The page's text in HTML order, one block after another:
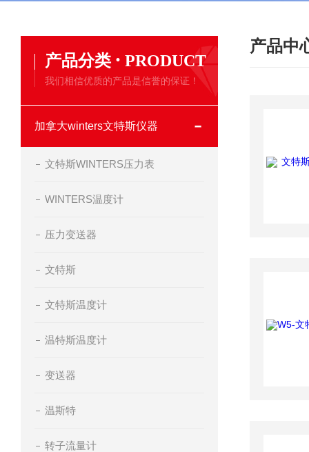
产品分类 · PRODUCT
我们相信优质的产品是信誉的保证！
加拿大winters文特斯仪器
文特斯WINTERS压力表
WINTERS温度计
压力变送器
文特斯
文特斯温度计
温特斯温度计
变送器
温斯特
转子流量计
产品中